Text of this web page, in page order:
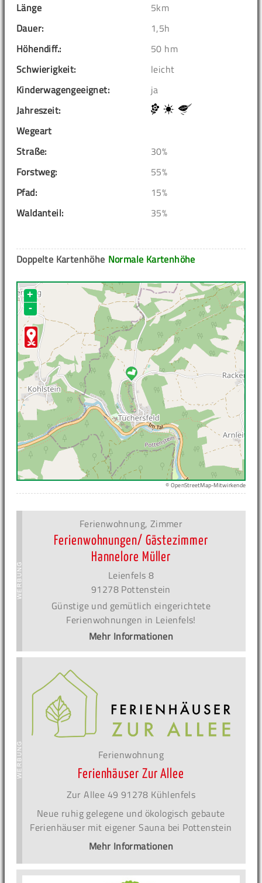
Länge
5km
Dauer:
1,5h
Höhendiff.:
50 hm
Schwierigkeit:
leicht
Kinderwagengeeignet:
ja
Jahreszeit:
Wegeart
Straße:
30%
Forstweg:
55%
Pfad:
15%
Waldanteil:
35%
Normale Kartenhöhe
Doppelte Kartenhöhe
+
-
© OpenStreetMap-Mitwirkende
Ferienwohnung, Zimmer
Ferienwohnungen/ Gästezimmer
Hannelore Müller
Leienfels 8
91278 Pottenstein
Günstige und gemütlich eingerichtete
Ferienwohnungen in Leienfels!
Mehr Informationen
Ferienwohnung
Ferienhäuser Zur Allee
Zur Allee 49 91278 Kühlenfels
Neue ruhig gelegene und ökologisch gebaute
Ferienhäuser mit eigener Sauna bei Pottenstein
Mehr Informationen